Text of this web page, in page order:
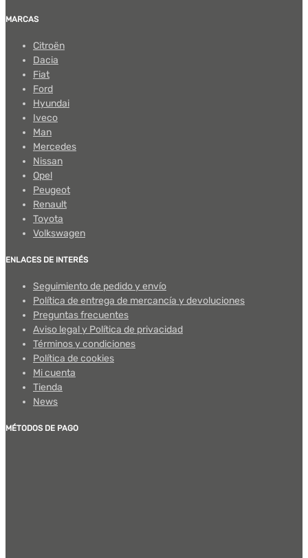
MARCAS
Citroën
Dacia
Fiat
Ford
Hyundai
Iveco
Man
Mercedes
Nissan
Opel
Peugeot
Renault
Toyota
Volkswagen
ENLACES DE INTERÉS
Seguimiento de pedido y envío
Política de entrega de mercancía y devoluciones
Preguntas frecuentes
Aviso legal y Política de privacidad
Términos y condiciones
Política de cookies
Mi cuenta
Tienda
News
MÉTODOS DE PAGO